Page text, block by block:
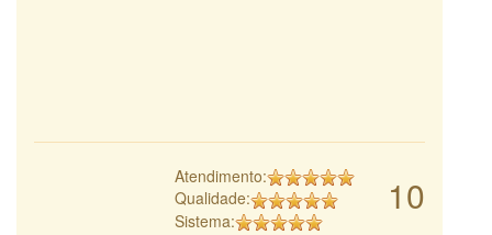
10
Atendimento:
Qualidade:
Sistema: